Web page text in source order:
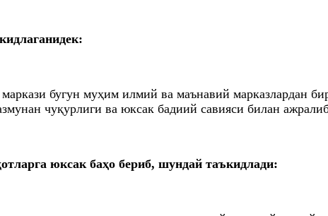
бугун муҳим илмий ва маънавий марказлардан
чуқурлиги ва юксак бадиий савияси билан
юксак баҳо бериб, шундай таъкидлади: